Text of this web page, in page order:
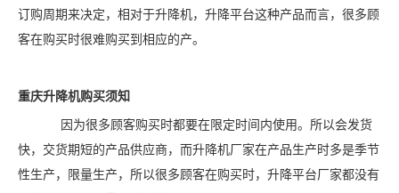
订购周期来决定，相对于升降机，升降平台这种产品而言，很多顾
客在购买时很难购买到相应的产。
重庆升降机购买须知
因为很多顾客购买时都要在限定时间内使用。所以会发货
快，交货期短的产品供应商，而升降机厂家在产品生产时多是季节
性生产，限量生产，所以很多顾客在购买时，升降平台厂家都没有